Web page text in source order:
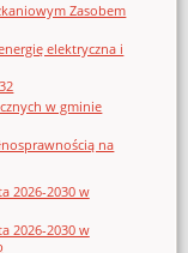
Zasobem
elektryczna i
w gminie
na
2026-2030 w
2026-2030 w